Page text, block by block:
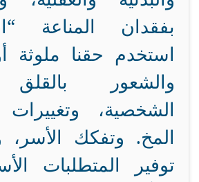
بفقدان المناعة
استخدم حقنا ملوثة
والشعور بالقلق
الشخصية،
المخ. وتفكك
توفير المتطلبات